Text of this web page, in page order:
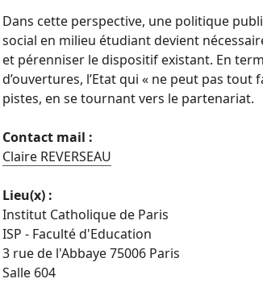
Dans cette perspective, une politique
social en milieu étudiant devient
et pérenniser le dispositif existant. En
d’ouvertures, l’Etat qui « ne peut pas tout
pistes, en se tournant vers le partenariat.
Contact mail :
Claire REVERSEAU
Lieu(x) :
Institut Catholique de Paris
ISP - Faculté d'Education
3 rue de l'Abbaye 75006 Paris
Salle 604